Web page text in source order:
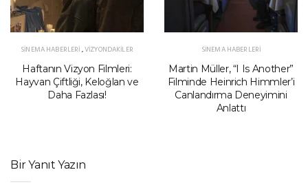
SINEMA HABERLERI,VIZYONDAKILER
Haftanın Vizyon Filmleri:
Hayvan Çiftliği, Keloğlan ve
Daha Fazlası!
SINEMA HABERLERI
Martin Müller, “I Is Another”
Filminde Heinrich Himmler’i
Canlandırma Deneyimini
Anlattı
Bir Yanıt Yazın